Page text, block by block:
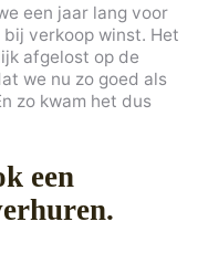
een jaar lang voor
verkoop winst. Het
afgelost op de
we nu zo goed als
zo kwam het dus
een